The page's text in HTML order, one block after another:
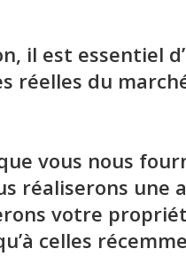
il est essentiel
réelles du
vous nous
réaliserons une
votre
celles